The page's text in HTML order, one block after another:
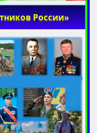
России»